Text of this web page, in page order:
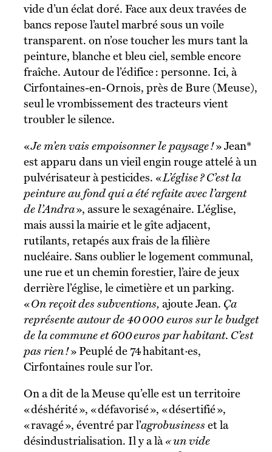
vide d’un éclat doré. Face aux deux travées de
bancs repose l’autel marbré sous un voile
transparent. on n’ose toucher les murs tant la
peinture, blanche et bleu ciel, semble encore
fraîche. Autour de l’édifice : personne. Ici, à
Cirfontaines-en-Ornois, près de Bure (Meuse),
seul le vrombissement des tracteurs vient
troubler le silence.
« Je m’en vais empoisonner le paysage !» Jean*
est apparu dans un vieil engin rouge attelé à un
pulvérisateur à pesticides. «L’église ? C’est la
peinture au fond qui a été refaite avec l’argent
de l’Andra», assure le sexagénaire. L’église,
mais aussi la mairie et le gîte adjacent,
rutilants, retapés aux frais de la filière
nucléaire. Sans oublier le logement communal,
une rue et un chemin forestier, l’aire de jeux
derrière l’église, le cimetière et un parking.
«On reçoit des subventions, ajoute Jean. Ça
représente autour de 40 000 euros sur le budget
de la commune et 600 euros par habitant. C’est
pas rien !» Peuplé de 74 habitant·es,
Cirfontaines roule sur l’or.
On a dit de la Meuse qu’elle est un territoire
« déshérité », « défavorisé », « désertifié »,
« ravagé », éventré par l’agrobusiness et la
désindustrialisation. Il y a là« un vide